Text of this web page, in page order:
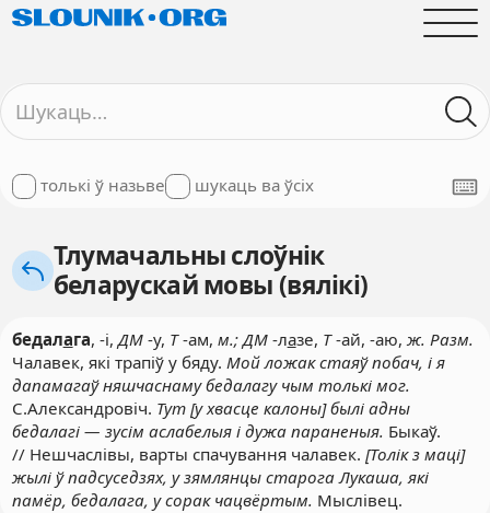
толькі ў назьве шукаць ва ўсіх
Тлумачальны слоўнік
беларускай мовы (вялікі)
бедалага, -і,ДМ-у, Т-ам, м.; ДМ-лазе, Т-ай, -аю,ж. Разм.
Чалавек, які трапіў у бяду. Мой ложак стаяў побач, і я
дапамагаў няшчаснаму бедалагу чым толькі мог.
С.Александровіч. Тут [у хвасце калоны] былі адны
бедалагі — зусім аслабелыя і дужа параненыя. Быкаў.
// Нешчаслівы, варты спачування чалавек. [Толік з маці]
жылі ў падсуседзях, у зямлянцы старога Лукаша, які
памёр, бедалага, у сорак чацвёртым. Мыслівец.